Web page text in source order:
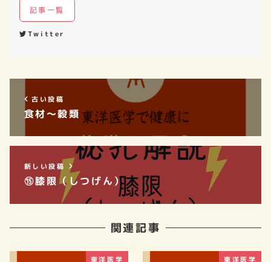
記事一覧
Twitter
古い投稿
食材～穀類
新しい投稿
⑮膝限（しつげん）
関連記事
東洋医学 東洋医学